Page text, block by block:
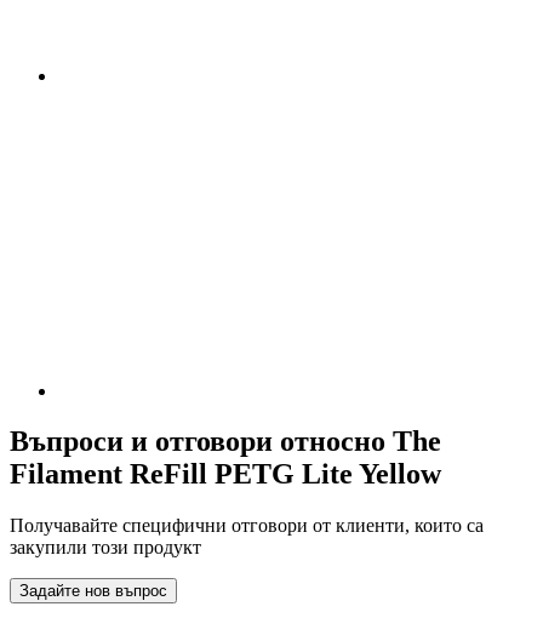
Въпроси и отговори относно The
Filament ReFill PETG Lite Yellow
Получавайте специфични отговори от клиенти, които са
закупили този продукт
Задайте нов въпрос